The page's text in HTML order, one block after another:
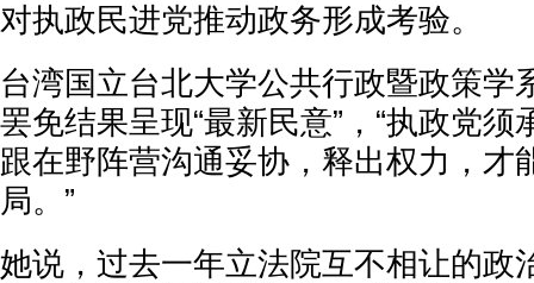
对执政民进党推动政务形成考验。
台湾国立台北大学公共行政暨政策学
罢免结果呈现“最新民意”，“执政党
跟在野阵营沟通妥协，释出权力，才
局。”
她说，过去一年立法院互不相让的政